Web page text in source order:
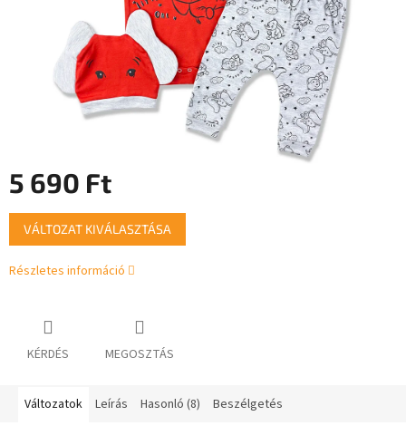
5 690 Ft
Egységár:
VÁLTOZAT KIVÁLASZTÁSA
Részletes információ
KÉRDÉS MEGOSZTÁS
Változatok Leírás Hasonló (8) Beszélgetés